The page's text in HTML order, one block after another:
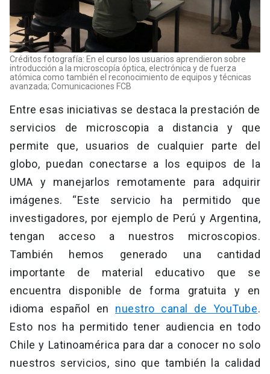
Créditos fotografía: En el curso los usuarios aprendieron sobre
introducción a la microscopía óptica, electrónica y de fuerza
atómica como también el reconocimiento de equipos y técnicas
avanzada; Comunicaciones FCB
Entre esas iniciativas se destaca la prestación de
servicios de microscopia a distancia y que
permite que, usuarios de cualquier parte del
globo, puedan conectarse a los equipos de la
UMA y manejarlos remotamente para adquirir
imágenes. “Este servicio ha permitido que
investigadores, por ejemplo de Perú y Argentina,
tengan acceso a nuestros microscopios.
También hemos generado una cantidad
importante de material educativo que se
encuentra disponible de forma gratuita y en
idioma español en nuestro canal de YouTube.
Esto nos ha permitido tener audiencia en todo
Chile y Latinoamérica para dar a conocer no solo
nuestros servicios, sino que también la calidad